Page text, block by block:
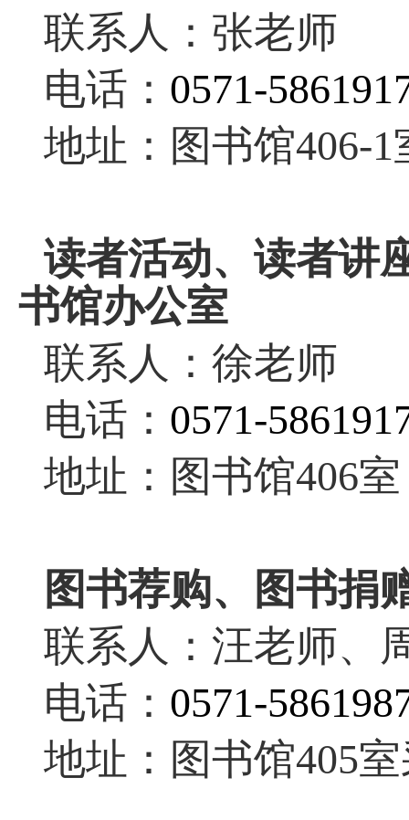
联系人：张老师
电话： 0571-
地址：图书馆406-1
读者活动、读者讲
书馆办公室
联系人：徐老师
电话： 0571-
地址：图书馆406室
图书荐购、
图书捐
联系人：汪老师、
电话： 0571-
地址：图书馆405